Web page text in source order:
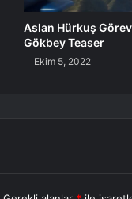
Aslan Hürkuş
Gökbey Teaser
Ekim 5, 2022